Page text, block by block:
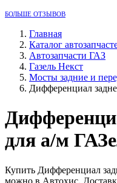
БОЛЬШЕ ОТЗЫВОВ
Главная
Каталог
Автозапчасти ГАЗ
Газель Некст
Мосты задние и
Дифференциал
для а/м
Купить Дифференциал
можно в Автохис.